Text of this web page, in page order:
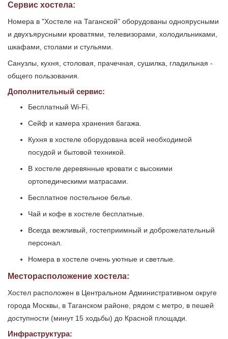
Сервис хостела:
Номера в "Хостеле на Таганской" оборудованы одноярусными
и двухъярусными кроватями, телевизорами, холодильниками,
шкафами, столами и стульями.
Санузлы, кухня, столовая, прачечная, сушилка, гладильная -
общего пользования.
Дополнительный сервис:
Бесплатный Wi-Fi.
Сейф и камера хранения багажа.
Кухня в хостеле оборудована всей необходимой
посудой и бытовой техникой.
В хостеле деревянные кровати с высокими
ортопедическими матрасами.
Бесплатное постельное белье.
Чай и кофе в хостеле бесплатные.
Всегда вежливый, гостеприимный и доброжелательный
персонал.
Номера в хостеле очень уютные и светлые.
Месторасположение хостела:
Хостел расположен в Центральном Административном округе
города Москвы, в Таганском районе, рядом с метро, в пешей
доступности (минут 15 ходьбы) до Красной площади.
Инфраструктура: